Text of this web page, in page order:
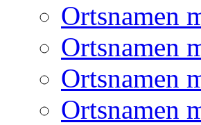
Ortsnamen
Ortsnamen
Ortsnamen
Ortsnamen